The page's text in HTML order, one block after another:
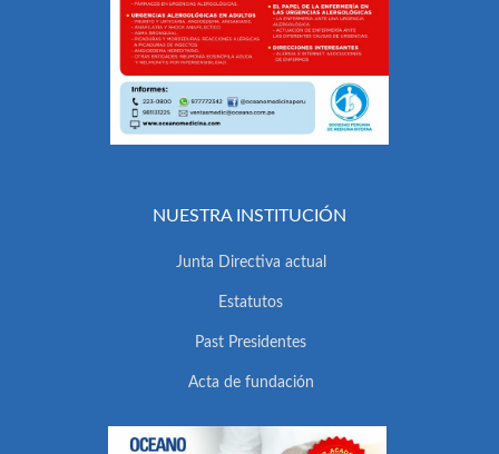
NUESTRA INSTITUCIÓN
Junta Directiva actual
Estatutos
Past Presidentes
Acta de fundación